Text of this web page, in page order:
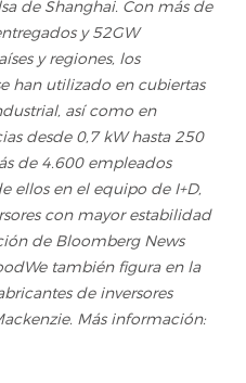
de Shanghai. Con más de
y 52GW
y regiones, los
han utilizado en cubiertas
así como en
desde 0,7 kW hasta 250
de 4.600 empleados
ellos en el equipo de I+D,
con mayor estabilidad
de Bloomberg News
también figura en la
de inversores
Más información: